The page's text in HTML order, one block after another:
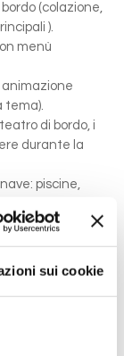
sui cookie
(colazione,
).
menù
tema).
di bordo, i
durante la
piscine,